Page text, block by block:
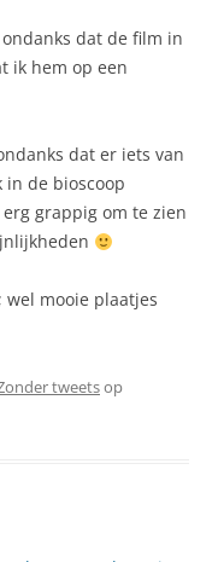
dat de film in
ik hem op een
dat er iets van
de bioscoop
grappig om te zien
wel mooie plaatjes
tweetsop